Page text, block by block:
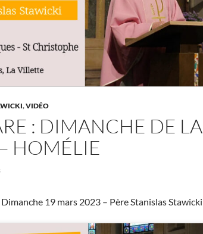
,VIDÉO
: DIMANCHE DE LA
HOMÉLIE
19 mars 2023 – Père Stanislas Stawicki